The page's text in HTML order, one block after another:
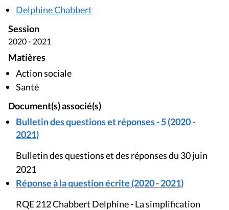
Delphine Chabbert
Session
2020 - 2021
Matières
Action sociale
Santé
Document(s) associé(s)
Bulletin des questions et réponses - 5 (2020 -
2021)
Bulletin des questions et des réponses du 30 juin
2021
Réponse à la question écrite (2020 - 2021)
RQE 212 Chabbert Delphine - La simplification